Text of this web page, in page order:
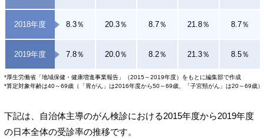
2018年度 8.3％ 20.3％ 8.7％ 21.8％ 8.7％
2019年度 7.8％ 20.0％ 8.2％ 21.3％ 8.5％
*厚生労働省「地域保健・健康増進事業報告」（2015～2019年度）をもとに編集部で作成
*算定対象年齢は40～69歳（「胃がん」は2016年度から50～69歳、「子宮頸がん」は20～69歳）
下記は、自治体主導のがん検診における2015年度から2019年度
の日本全体の受診率の推移です。